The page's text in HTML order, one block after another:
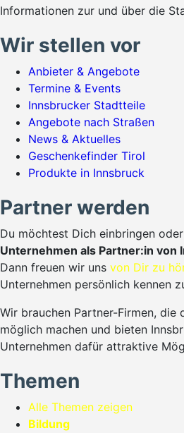
Informationen zur und über die
Wir stellen vor
Anbieter & Angebote
Termine & Events
Innsbrucker Stadtteile
Angebote nach Straßen
News & Aktuelles
Geschenkefinder Tirol
Produkte in Innsbruck
Partner werden
Du möchtest Dich einbringen
Unternehmen als Partner:in von
Dann freuen wir uns von Dir zu
Unternehmen persönlich kennen
Wir brauchen Partner-Firmen, die
möglich machen und bieten
Unternehmen dafür attraktive
Themen
Alle Themen zeigen
Bildung